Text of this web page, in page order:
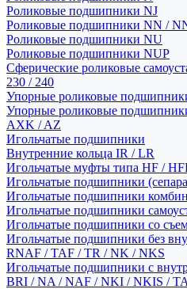
Роликовые подшипники NJ
Роликовые подшипники NN /
Роликовые подшипники NU
Роликовые подшипники NUP
Сферические роликовые
230 / 240
Упорные роликовые
Упорные роликовые
AXK / AZ
Игольчатые подшипники
Внутренние кольца IR / LR
Игольчатые муфты типа HF /
Игольчатые подшипники
Игольчатые подшипники
Игольчатые подшипники
Игольчатые подшипники со
Игольчатые подшипники без
RNAF / TAF / TR / NK / NKS
Игольчатые подшипники с
BRI / NA / NAF / NKI / NKIS /